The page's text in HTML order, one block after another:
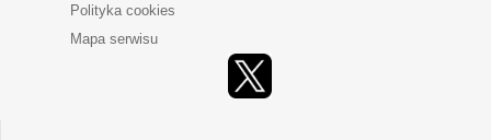
Polityka cookies
Mapa serwisu